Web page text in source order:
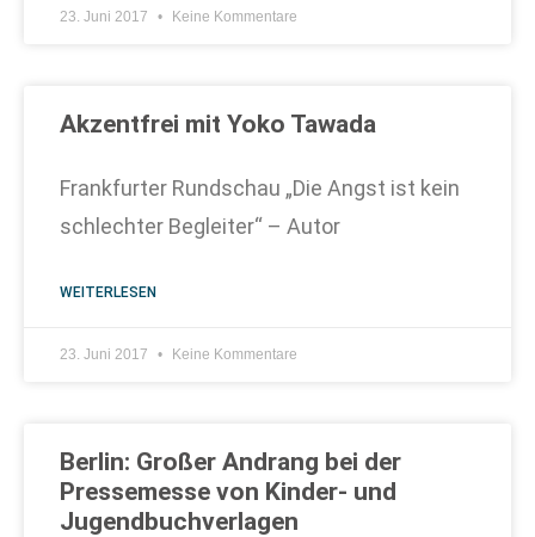
23. Juni 2017 Keine Kommentare
Akzentfrei mit Yoko Tawada
Frankfurter Rundschau „Die Angst ist kein
schlechter Begleiter“ – Autor
WEITERLESEN
23. Juni 2017 Keine Kommentare
Berlin: Großer Andrang bei der
Pressemesse von Kinder- und
Jugendbuchverlagen